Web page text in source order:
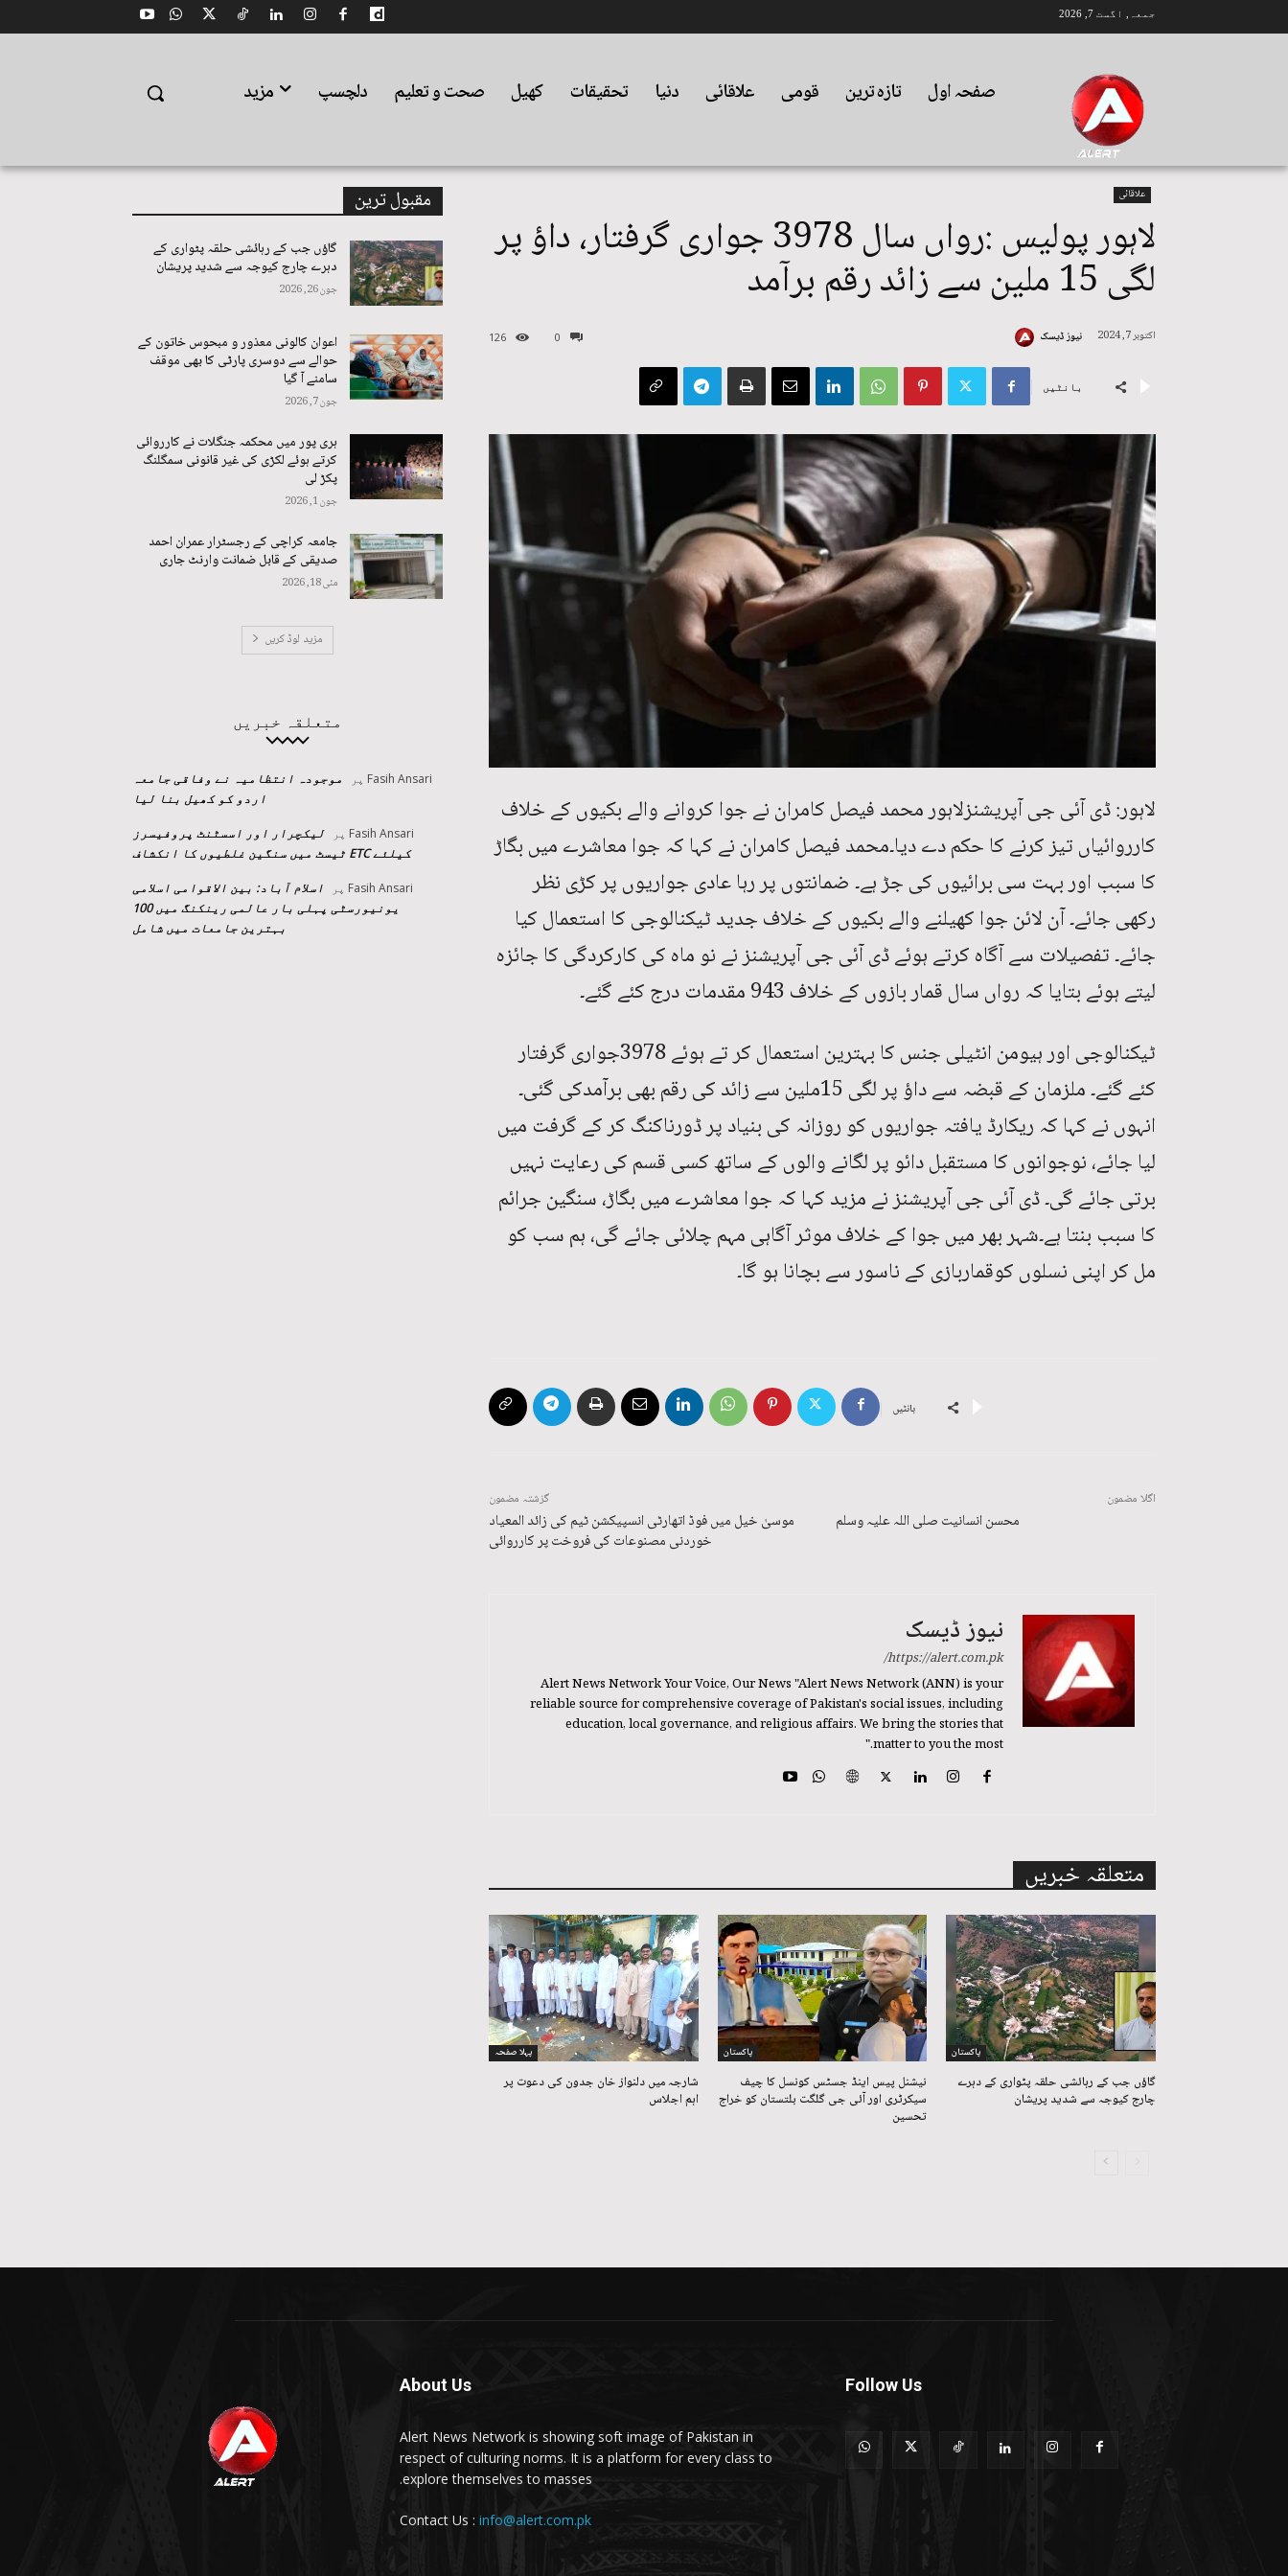
جمعہ, اگست 7, 2026
صفحہ اول تازہ ترین قومی علاقائی دنیا تحقیقات کھیل صحت و تعلیم دلچسپ مزید
علاقائی
لاہور پولیس :رواں سال 3978 جواری گرفتار، داؤ پر
لگی 15 ملین سے زائد رقم برآمد
0
126 اکتوبر 7, 2024 نیوز ڈیسک
بانٹیں
لاہور: ڈی آئی جی آپریشنزلاہور محمد فیصل کامران نے جوا کروانے والے بکیوں کے خلاف
کارروائیاں تیز کرنے کا حکم دے دیا۔محمد فیصل کامران نے کہا کہ جوا معاشرے میں بگاڑ
کا سبب اور بہت سی برائیوں کی جڑ ہے۔ ضمانتوں پر رہا عادی جواریوں پر کڑی نظر
رکھی جائے۔ آن لائن جوا کھیلنے والے بکیوں کے خلاف جدید ٹیکنالوجی کا استعمال کیا
جائے۔ تفصیلات سے آگاہ کرتے ہوئے ڈی آئی جی آپریشنز نے نو ماہ کی کارکردگی کا جائزہ
لیتے ہوئے بتایا کہ رواں سال قمار بازوں کے خلاف 943 مقدمات درج کئے گئے۔
ٹیکنالوجی اور ہیومن انٹیلی جنس کا بہترین استعمال کر تے ہوئے 3978جواری گرفتار
کئے گئے۔ ملزمان کے قبضہ سے داؤ پر لگی 15ملین سے زائد کی رقم بھی برآمدکی گئی۔
انہوں نے کہا کہ ریکارڈ یافتہ جواریوں کو روزانہ کی بنیاد پر ڈورناکنگ کر کے گرفت میں
لیا جائے، نوجوانوں کا مستقبل دائو پر لگانے والوں کے ساتھ کسی قسم کی رعایت نہیں
برتی جائے گی۔ ڈی آئی جی آپریشنز نے مزید کہا کہ جوا معاشرے میں بگاڑ، سنگین جرائم
کا سبب بنتا ہے۔شہر بھر میں جوا کے خلاف موثر آگاہی مہم چلائی جائے گی، ہم سب کو
مل کر اپنی نسلوں کوقماربازی کے ناسور سے بچانا ہو گا۔
بانٹیں
گزشتہ مضمون
موسیٰ خیل میں فوڈ اتھارٹی انسپیکشن ٹیم کی زائد المعیاد
خوردنی مصنوعات کی فروخت پر کارروائی
اگلا مضمون
محسن انسانیت صلی اللہ علیہ وسلم
نیوز ڈیسک
https://alert.com.pk/
Alert News Network Your Voice, Our News "Alert News Network (ANN) is your
reliable source for comprehensive coverage of Pakistan's social issues, including
education, local governance, and religious affairs. We bring the stories that
matter to you the most."
متعلقہ خبریں
پاکستان
گاؤں جب کے رہائشی حلقہ پٹواری کے دہرے
چارج کیوجہ سے شدید پریشان
پاکستان
نیشنل پیس اینڈ جسٹس کونسل کا چیف
سیکرٹری اور آئی جی گلگت بلتستان کو خراج
تحسین
پہلا صفحہ
شارجہ میں دلنواز خان جدون کی دعوت پر
اہم اجلاس
مقبول ترین
گاؤں جب کے رہائشی حلقہ پٹواری کے
دہرے چارج کیوجہ سے شدید پریشان
جون 26, 2026
اعوان کالونی معذور و مبحوس خاتون کے
حوالے سے دوسری پارٹی کا بھی موقف
سامنے آ گیا
جون 7, 2026
ہری پور میں محکمہ جنگلات نے کارروائی
کرتے ہوئے لکڑی کی غیر قانونی سمگلنگ
پکڑ لی
جون 1, 2026
جامعہ کراچی کے رجسٹرار عمران احمد
صدیقی کے قابل ضمانت وارنٹ جاری
مئی 18, 2026
مزید لوڈ کریں
متعلقہ خبریں
Fasih Ansari پر
موجودہ انتظامیہ نے وفاقی جامعہ
اردو کو کھیل بنا لیا
Fasih Ansari پر
لیکچرار اور اسسٹنٹ پروفیسرز
کیلئے ETC ٹیسٹ میں سنگین غلطیوں کا انکشاف
Fasih Ansari پر
اسلام آباد: بین الاقوامی اسلامی
یونیورسٹی پہلی بار عالمی رینکنگ میں 100
بہترین جامعات میں شامل
About Us
Alert News Network is showing soft image of Pakistan in
respect of culturing norms. It is a platform for every class to
explore themselves to masses.
Contact Us : info@alert.com.pk
Follow Us